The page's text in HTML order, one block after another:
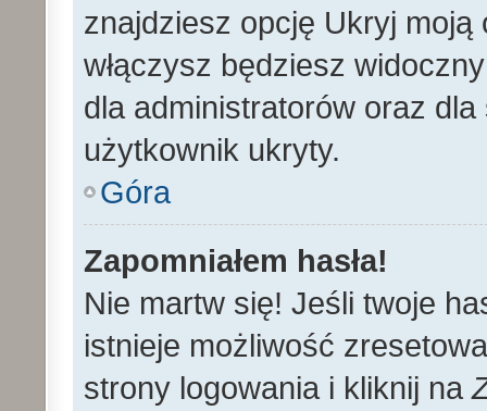
znajdziesz opcję Ukryj
włączysz będziesz
dla administratorów oraz
użytkownik ukryty.
Góra
Zapomniałem hasła!
Nie martw się! Jeśli twoje
istnieje możliwość
strony logowania i kliknij na